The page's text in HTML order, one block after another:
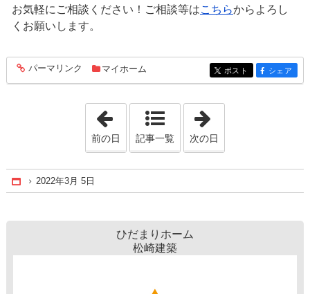
お気軽にご相談ください！ご相談等はこちらからよろし
くお願いします。
entry1116
パーマリンク マイホーム entry1116
ポスト entry1116
シェア
「2022年3月 4日」
前の日 記事一覧 次の日
Home
2022年3月 5日
ひだまりホーム
松崎建築